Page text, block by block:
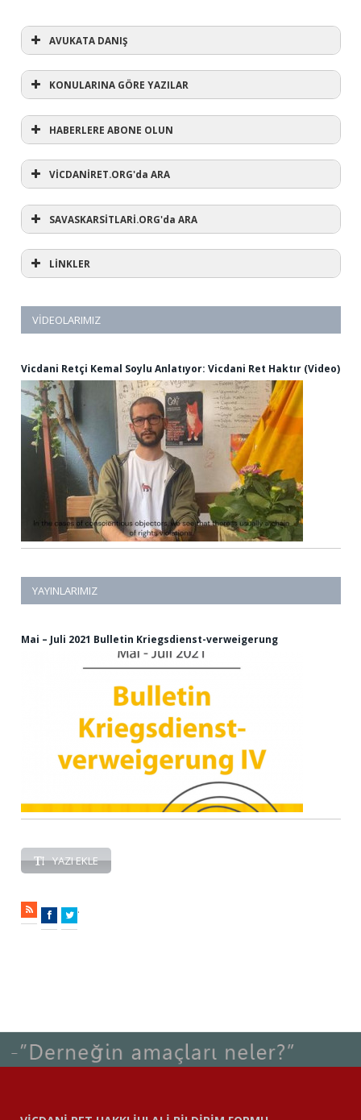
AVUKATA DANIŞ
AVUKATA DANIŞ
KONULARINA GÖRE YAZILAR
HABERLERE ABONE OLUN
VİCDANİRET.ORG'da ARA
SAVASKARSİTLARİ.ORG'da ARA
LİNKLER
VİDEOLARIMIZ
Vicdani Retçi Kemal Soylu Anlatıyor: Vicdani Ret Haktır (Video)
YAYINLARIMIZ
Mai – Juli 2021 Bulletin Kriegsdienst-verweigerung
YAZI EKLE
RSS
FacebookTwitter
.